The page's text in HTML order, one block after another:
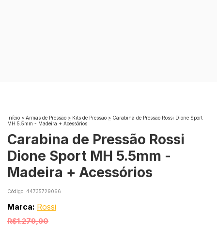
Início > Armas de Pressão > Kits de Pressão > Carabina de Pressão Rossi Dione Sport
MH 5.5mm - Madeira + Acessórios
Carabina de Pressão Rossi
Dione Sport MH 5.5mm -
Madeira + Acessórios
Código: 44735729066
Marca: Rossi
R$1.279,90